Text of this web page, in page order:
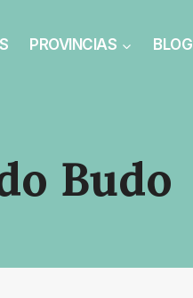
PROVINCIAS BLOG
Budo